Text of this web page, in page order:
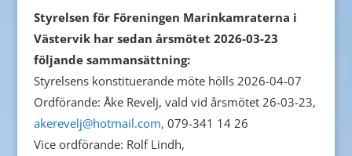
Styrelsen för Föreningen Marinkamraterna i
Västervik har sedan årsmötet 2026-03-23
följande sammansättning:
Styrelsens konstituerande möte hölls 2026-04-07
Ordförande: Åke Revelj, vald vid årsmötet 26-03-23,
akerevelj@hotmail.com, 079-341 14 26
Vice ordförande: Rolf Lindh,